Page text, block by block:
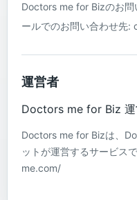
Doctors me for Bizのお問
ールでのお問い合わせ先
運営者
Doctors me for Biz 運
Doctors me for Bizは、
ットが運営するサービス
me.com/